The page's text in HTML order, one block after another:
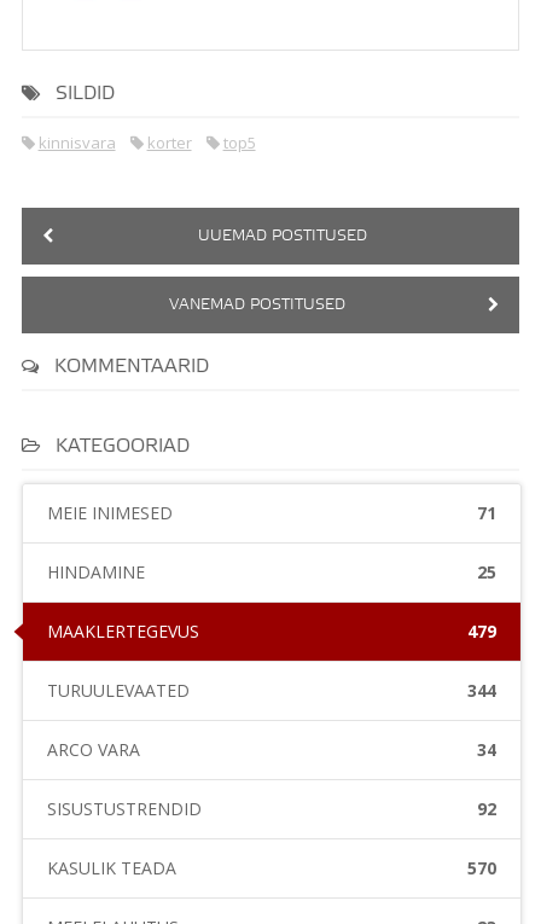
SILDID
kinnisvara korter top5
UUEMAD POSTITUSED
VANEMAD POSTITUSED
KOMMENTAARID
KATEGOORIAD
MEIE INIMESED 71
HINDAMINE 25
MAAKLERTEGEVUS 479
TURUÜLEVAATED 344
ARCO VARA 34
SISUSTUSTRENDID 92
KASULIK TEADA 570